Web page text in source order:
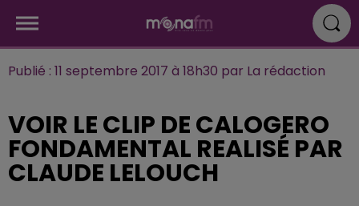
Publié : 11 septembre 2017 à 18h30 par La rédaction
VOIR LE CLIP DE CALOGERO
FONDAMENTAL REALISÉ PAR
CLAUDE LELOUCH